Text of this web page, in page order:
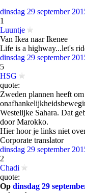
dinsdag 29 september
1
Luuntje
Van Ikea naar Ikenee
Life is a highway...let's
dinsdag 29 september
5
HSG
quote:
Zweden plannen heeft
Westelijke Sahara. Dat
door Marokko.
Hier hoor je links niet
Corporate translator
dinsdag 29 september
2
Chadi
quote:
Op dinsdag 29